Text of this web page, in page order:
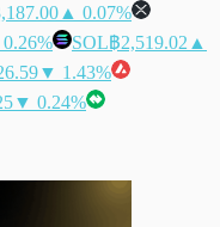
▲ 0.07%
SOL฿2,519.02 ▲
▼ 1.43%
▼ 0.24%